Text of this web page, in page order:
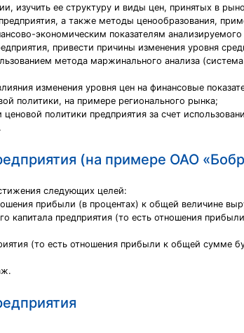
изучить ее структуру и виды цен, принятых в
а также методы ценообразования,
экономическим показателям анализируемого
привести причины изменения уровня
метода маржинального анализа
изменения уровня цен на финансовые
политики, на примере регионального рынка;
политики предприятия за счет
(на примере ОАО
следующих целей:
прибыли (в процентах) к общей величине
капитала предприятия (то есть отношения
(то есть отношения прибыли к общей сумме